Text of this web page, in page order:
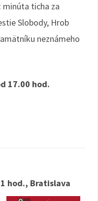
ticha za
Slobody, Hrob
neznámeho
17.00 hod.
hod., Bratislava